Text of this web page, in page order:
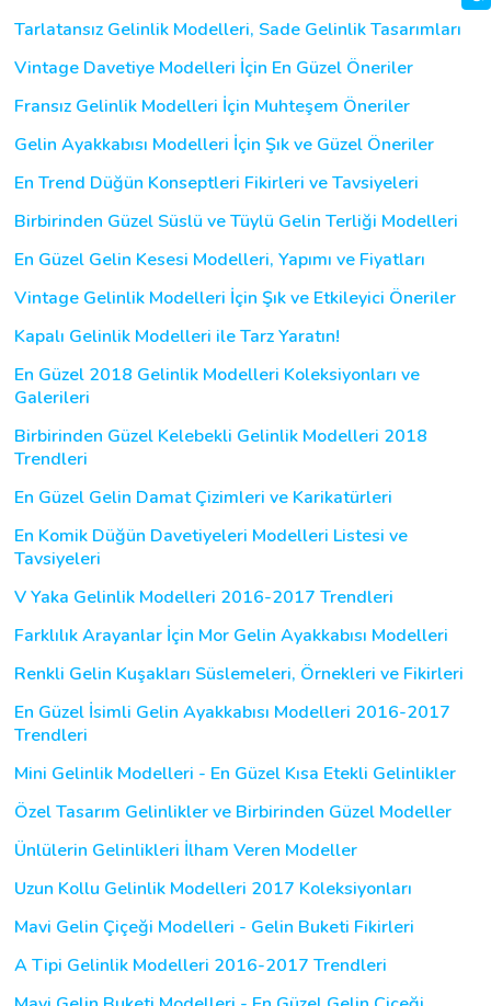
Tarlatansız Gelinlik Modelleri, Sade Gelinlik Tasarımları
Vintage Davetiye Modelleri İçin En Güzel Öneriler
Fransız Gelinlik Modelleri İçin Muhteşem Öneriler
Gelin Ayakkabısı Modelleri İçin Şık ve Güzel Öneriler
En Trend Düğün Konseptleri Fikirleri ve Tavsiyeleri
Birbirinden Güzel Süslü ve Tüylü Gelin Terliği Modelleri
En Güzel Gelin Kesesi Modelleri, Yapımı ve Fiyatları
Vintage Gelinlik Modelleri İçin Şık ve Etkileyici Öneriler
Kapalı Gelinlik Modelleri ile Tarz Yaratın!
En Güzel 2018 Gelinlik Modelleri Koleksiyonları ve
Galerileri
Birbirinden Güzel Kelebekli Gelinlik Modelleri 2018
Trendleri
En Güzel Gelin Damat Çizimleri ve Karikatürleri
En Komik Düğün Davetiyeleri Modelleri Listesi ve
Tavsiyeleri
V Yaka Gelinlik Modelleri 2016-2017 Trendleri
Farklılık Arayanlar İçin Mor Gelin Ayakkabısı Modelleri
Renkli Gelin Kuşakları Süslemeleri, Örnekleri ve Fikirleri
En Güzel İsimli Gelin Ayakkabısı Modelleri 2016-2017
Trendleri
Mini Gelinlik Modelleri - En Güzel Kısa Etekli Gelinlikler
Özel Tasarım Gelinlikler ve Birbirinden Güzel Modeller
Ünlülerin Gelinlikleri İlham Veren Modeller
Uzun Kollu Gelinlik Modelleri 2017 Koleksiyonları
Mavi Gelin Çiçeği Modelleri - Gelin Buketi Fikirleri
A Tipi Gelinlik Modelleri 2016-2017 Trendleri